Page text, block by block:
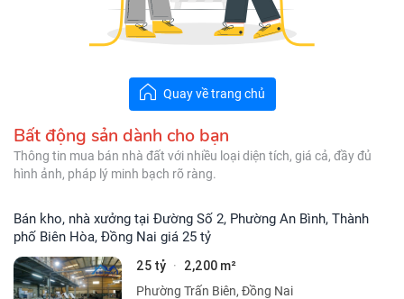
Quay về trang chủ
Bất động sản dành cho bạn
Thông tin mua bán nhà đất với nhiều loại diện tích, giá cả, đầy đủ
hình ảnh, pháp lý minh bạch rõ ràng.
Bán kho, nhà xưởng tại Đường Số 2, Phường An Bình, Thành
phố Biên Hòa, Đồng Nai giá 25 tỷ
25 tỷ · 2,200 m²
Phường Trấn Biên, Đồng Nai